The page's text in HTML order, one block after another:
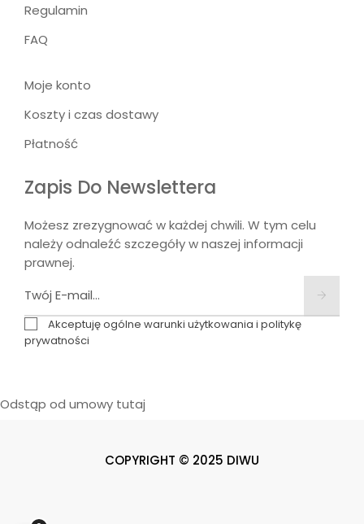
Regulamin
FAQ
Moje konto
Koszty i czas dostawy
Płatność
Zapis Do Newslettera
Możesz zrezygnować w każdej chwili. W tym celu
należy odnaleźć szczegóły w naszej informacji
prawnej.
Akceptuję ogólne warunki użytkowania i politykę
prywatności
Odstąp od umowy tutaj
COPYRIGHT © 2025 DIWU